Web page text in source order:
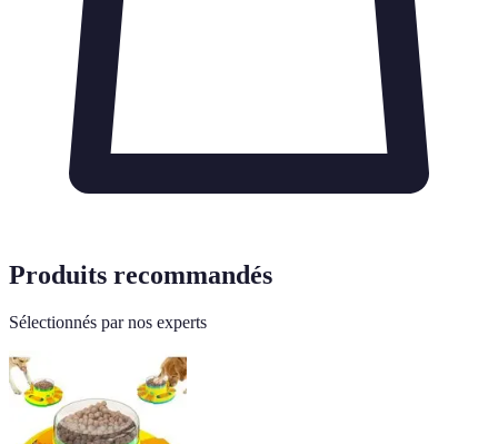
Produits recommandés
Sélectionnés par nos experts